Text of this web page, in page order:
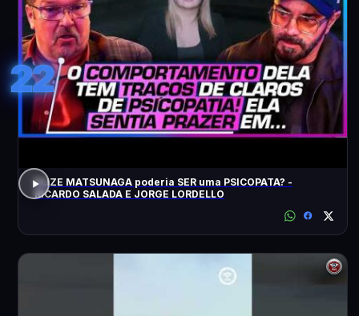
22
ELIZE MATSUNAGA poderia SER uma PSICOPATA? -
RICARDO SALADA E JORGE LORDELLO